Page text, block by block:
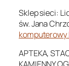
Sklep sieci:
św. Jana
komputerowy
APTEKA,